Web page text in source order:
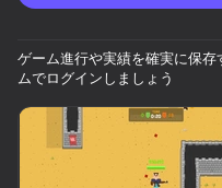
デバイ
このゲ
ゲーム進行や実績を確実に保
ムでログインしましょう